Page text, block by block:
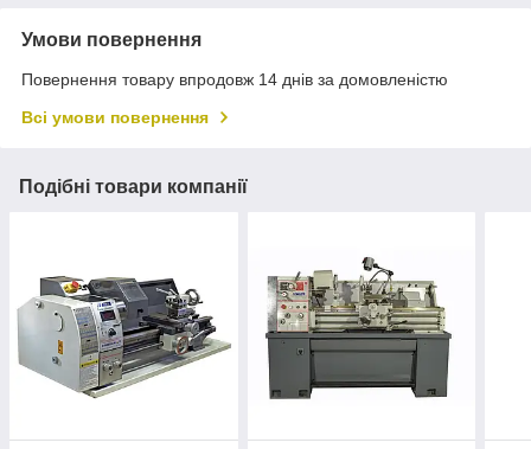
Умови повернення
Повернення товару впродовж 14 днів за домовленістю
Всі умови повернення
Подібні товари компанії